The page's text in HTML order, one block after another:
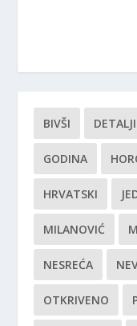
BIVŠI DETALJI
GODINA
HRVATSKI
MILANOVIĆ
NESREĆA
OTKRIVENO